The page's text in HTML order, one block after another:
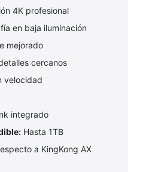
4K profesional
en baja iluminación
mejorado
cercanos
velocidad
integrado
Hasta 1TB
a KingKong AX